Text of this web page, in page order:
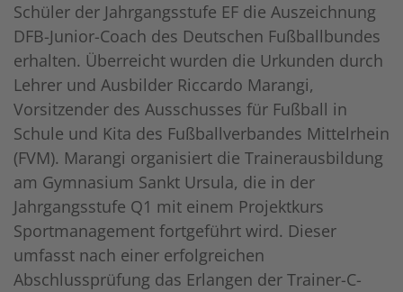
Schüler der Jahrgangsstufe EF die Auszeichnung
DFB-Junior-Coach des Deutschen Fußballbundes
erhalten. Überreicht wurden die Urkunden durch
Lehrer und Ausbilder Riccardo Marangi,
Vorsitzender des Ausschusses für Fußball in
Schule und Kita des Fußballverbandes Mittelrhein
(FVM). Marangi organisiert die Trainerausbildung
am Gymnasium Sankt Ursula, die in der
Jahrgangsstufe Q1 mit einem Projektkurs
Sportmanagement fortgeführt wird. Dieser
umfasst nach einer erfolgreichen
Abschlussprüfung das Erlangen der Trainer-C-